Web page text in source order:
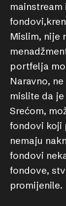
Mislim, nije
portfelja
Naravno,
mislite da
Srećom,
fondovi koji
nemaju
fondovi
fondove,
promijenile.